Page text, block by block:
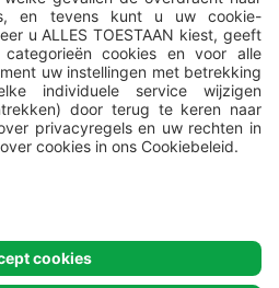
Valamar, Valamar Riviera, d.d,
© Valamar CampingAlle rechten